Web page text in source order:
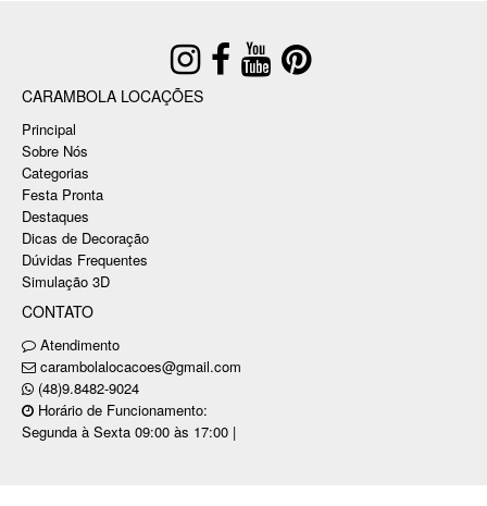
CARAMBOLA LOCAÇÕES
Principal
Sobre Nós
Categorias
Festa Pronta
Destaques
Dicas de Decoração
Dúvidas Frequentes
Simulação 3D
CONTATO
Atendimento
carambolalocacoes@gmail.com
(48)9.8482-9024
Horário de Funcionamento:
Segunda à Sexta 09:00 às 17:00 |